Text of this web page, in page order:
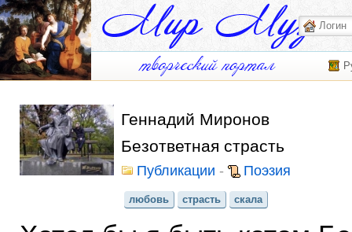
Геннадий Миронов
Безответная страсть
Публикации - Поэзия
любовь страсть скала